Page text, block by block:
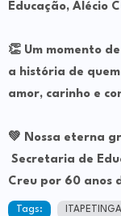
Educação, Alécio
👏 Um momento
a história de
amor, carinho e
💚 Nossa eterna
Secretaria de
Creu por 60 anos
Tags: ITAPETINGA